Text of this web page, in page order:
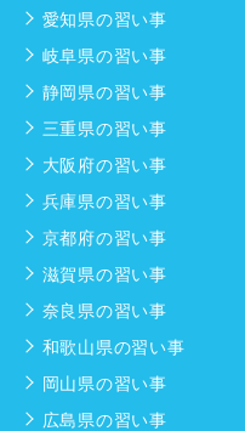
愛知県の習い事
岐阜県の習い事
静岡県の習い事
三重県の習い事
大阪府の習い事
兵庫県の習い事
京都府の習い事
滋賀県の習い事
奈良県の習い事
和歌山県の習い事
岡山県の習い事
広島県の習い事